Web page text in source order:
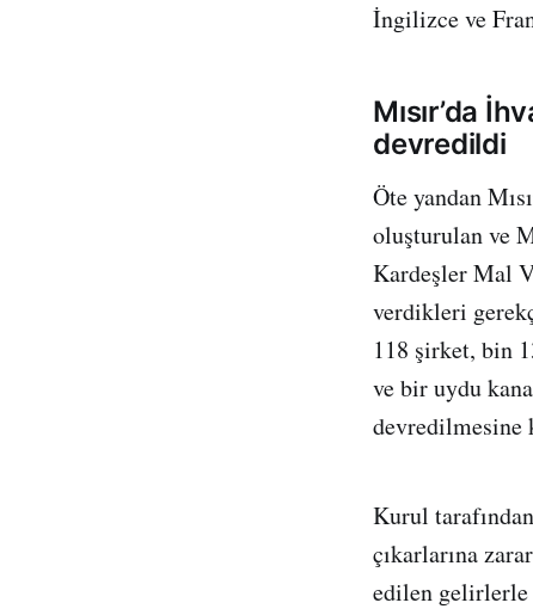
İngilizce ve
Mısır’da
devredildi
Öte yandan
oluşturulan ve
Kardeşler Mal
verdikleri
118 şirket, bin
ve bir uydu
devredilmesine
Kurul
çıkarlarına
edilen gelirlerle